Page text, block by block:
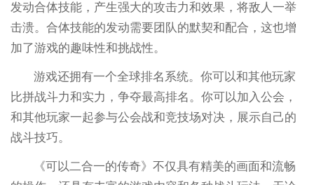
发动合体技能，产生强大的攻击力和效果，将敌人一举
击溃。合体技能的发动需要团队的默契和配合，这也增
加了游戏的趣味性和挑战性。
游戏还拥有一个全球排名系统。你可以和其他玩家
比拼战斗力和实力，争夺最高排名。你可以加入公会，
和其他玩家一起参与公会战和竞技场对决，展示自己的
战斗技巧。
《可以二合一的传奇》不仅具有精美的画面和流畅